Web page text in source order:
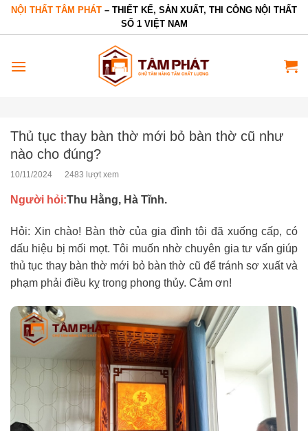
Bỏ
dung
NỘI THẤT TÂM PHÁT – THIẾT KẾ, SẢN XUẤT, THI CÔNG NỘI THẤT
SỐ 1 VIỆT NAM
Thủ tục thay bàn thờ mới bỏ bàn thờ cũ như
nào cho đúng?
10/11/2024 2483 lượt xem
Người hỏi:Thu Hằng, Hà Tĩnh.
Hỏi: Xin chào! Bàn thờ của gia đình tôi đã xuống cấp, có
dấu hiệu bị mối mọt. Tôi muốn nhờ chuyên gia tư vấn giúp
thủ tục thay bàn thờ mới bỏ bàn thờ cũ để tránh sơ xuất và
phạm phải điều kỵ trong phong thủy. Cảm ơn!